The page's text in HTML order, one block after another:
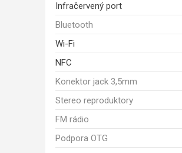
Infračervený port
Bluetooth
Wi-Fi
NFC
Konektor jack 3,5mm
Stereo reproduktory
FM rádio
Podpora OTG